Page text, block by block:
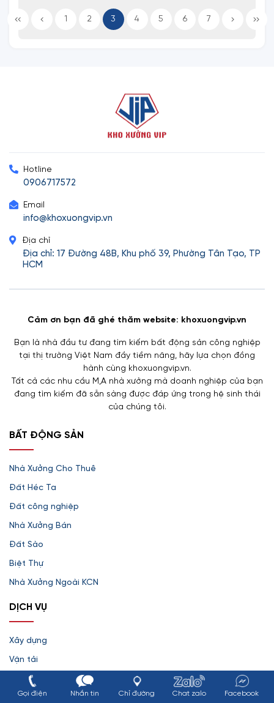
1 2 3 4 5 6 7
Hotline
0906717572
Email
info@khoxuongvip.vn
Địa chỉ
Địa chỉ: 17 Đường 48B, Khu phố 39, Phường Tân Tạo, TP
HCM
Cảm ơn bạn đã ghé thăm website: khoxuongvip.vn
Bạn là nhà đầu tư đang tìm kiếm bất động sản công nghiệp
tại thị trường Việt Nam đầy tiềm năng, hãy lựa chọn đồng
hành cùng khoxuongvip.vn.
Tất cả các nhu cầu M,A nhà xưởng mà doanh nghiệp của bạn
đang tìm kiếm đã sẵn sàng được đáp ứng trong hệ sinh thái
của chúng tôi.
BẤT ĐỘNG SẢN
Nhà Xưởng Cho Thuê
Đất Héc Ta
Đất công nghiệp
Nhà Xưởng Bán
Đất Sào
Biệt Thự
Nhà Xưởng Ngoài KCN
DỊCH VỤ
Xây dựng
Vận tải
Bao bì
Bảo vệ
Gọi điện Nhắn tin Chỉ đường Chat zalo Facebook